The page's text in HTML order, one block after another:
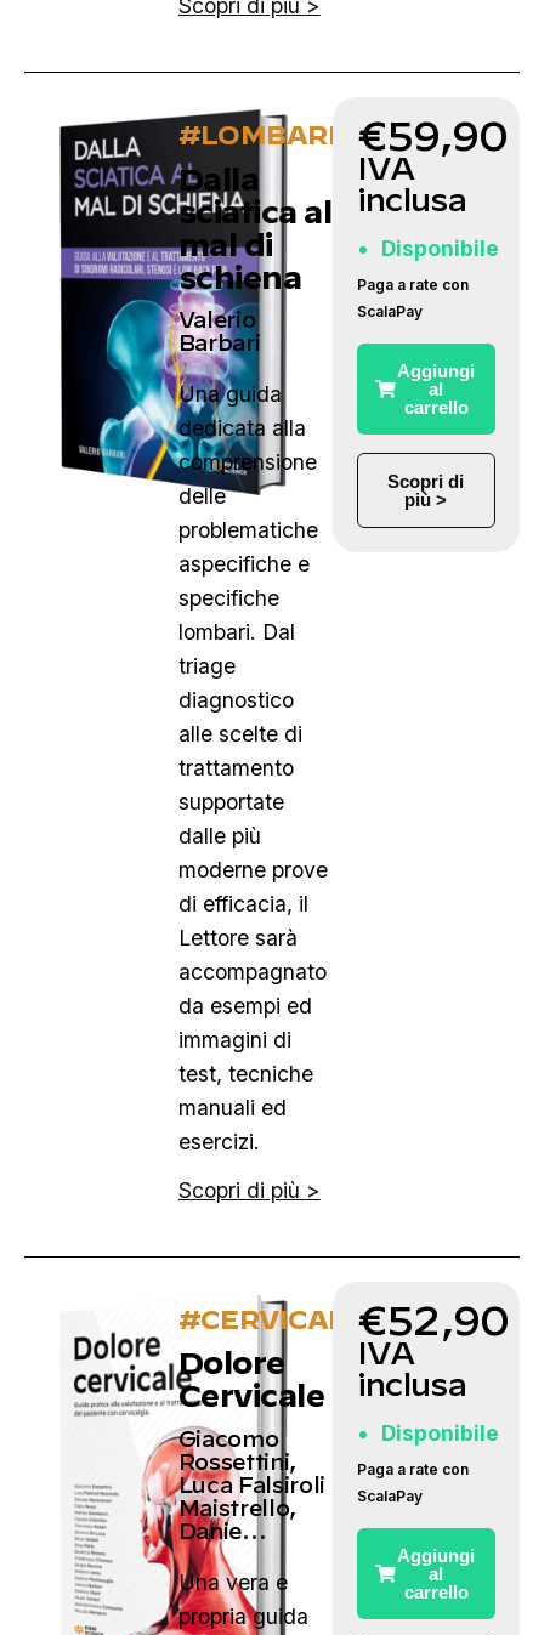
Scopri di più >
#LOMBARE
Dalla
sciatica al
mal di
schiena
Valerio
Barbari
Una guida
dedicata alla
comprensione
delle
problematiche
aspecifiche e
specifiche
lombari. Dal
triage
diagnostico
alle scelte di
trattamento
supportate
dalle più
moderne prove
di efficacia, il
Lettore sarà
accompagnato
da esempi ed
immagini di
test, tecniche
manuali ed
esercizi.
Scopri di più >
€59,90
IVA
inclusa
Disponibile
Paga a rate con
ScalaPay
Aggiungi
al
carrello
Scopri di
più >
#CERVICALE
Dolore
Cervicale
Giacomo
Rossettini,
Luca Falsiroli
Maistrello,
Danie…
Una vera e
propria guida
€52,90
IVA
inclusa
Disponibile
Paga a rate con
ScalaPay
Aggiungi
al
carrello